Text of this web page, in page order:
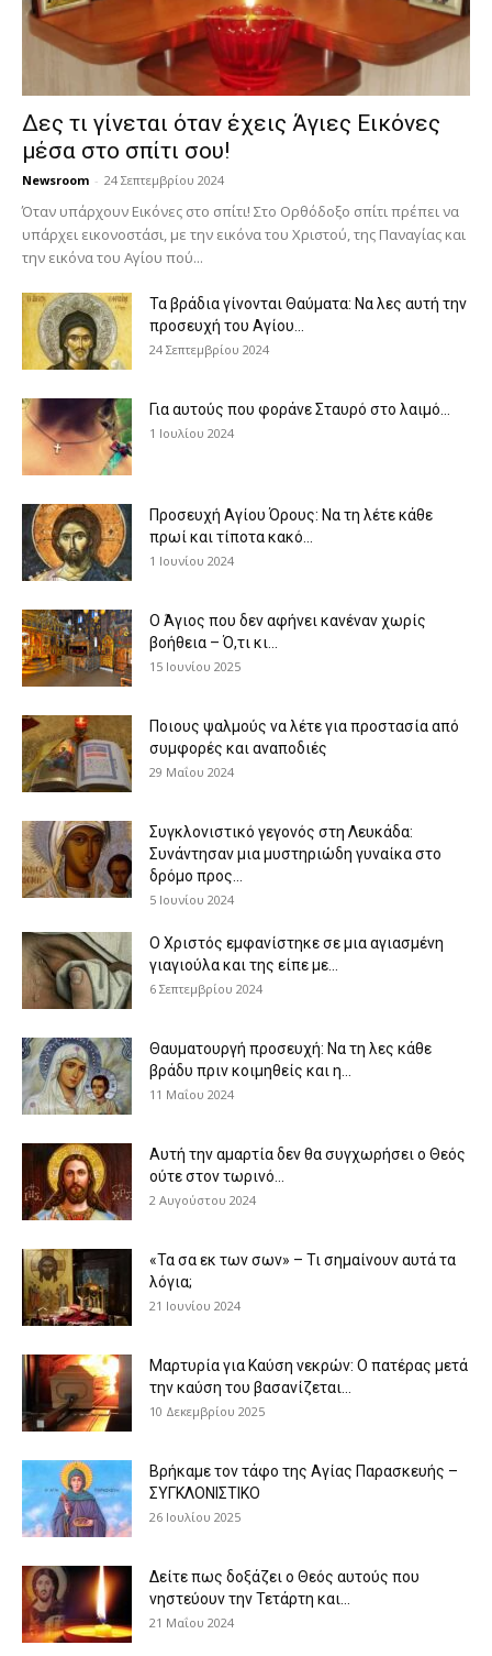
Δες τι γίνεται όταν έχεις Άγιες Εικόνες
μέσα στο σπίτι σου!
Newsroom - 24 Σεπτεμβρίου 2024
Όταν υπάρχουν Εικόνες στο σπίτι! Στο Ορθόδοξο σπίτι πρέπει να
υπάρχει εικονοστάσι, με την εικόνα του Χριστού, της Παν­αγίας και
την εικόνα του Αγίου πού...
Τα βράδια γίνονται Θαύματα: Να λες αυτή την
προσευχή του Αγίου...
24 Σεπτεμβρίου 2024
Για αυτούς που φοράνε Σταυρό στο λαιμό…
1 Ιουλίου 2024
Προσευχή Αγίου Όρους: Να τη λέτε κάθε
πρωί και τίποτα κακό...
1 Ιουνίου 2024
Ο Άγιος που δεν αφήνει κανέναν χωρίς
βοήθεια – Ό,τι κι...
15 Ιουνίου 2025
Ποιους ψαλμούς να λέτε για προστασία από
συμφορές και αναποδιές
29 Μαΐου 2024
Συγκλονιστικό γεγονός στη Λευκάδα:
Συνάντησαν μια μυστηριώδη γυναίκα στο
δρόμο προς...
5 Ιουνίου 2024
Ο Χριστός εμφανίστηκε σε μια αγιασμένη
γιαγιούλα και της είπε με...
6 Σεπτεμβρίου 2024
Θαυματουργή προσευχή: Να τη λες κάθε
βράδυ πριν κοιμηθείς και η...
11 Μαΐου 2024
Αυτή την αμαρτία δεν θα συγχωρήσει ο Θεός
ούτε στον τωρινό...
2 Αυγούστου 2024
«Τα σα εκ των σων» – Τι σημαίνουν αυτά τα
λόγια;
21 Ιουνίου 2024
Μαρτυρία για Καύση νεκρών: Ο πατέρας μετά
την καύση του βασανίζεται...
10 Δεκεμβρίου 2025
Βρήκαμε τον τάφο της Αγίας Παρασκευής –
ΣΥΓΚΛΟΝΙΣΤΙΚΟ
26 Ιουλίου 2025
Δείτε πως δοξάζει ο Θεός αυτούς που
νηστεύουν την Τετάρτη και...
21 Μαΐου 2024